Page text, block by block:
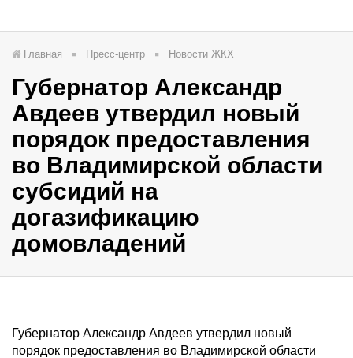
Главная Пресс-центр Новости ЖКХ
Губернатор Александр
Авдеев утвердил новый
порядок предоставления
во Владимирской области
субсидий на
догазификацию
домовладений
Губернатор Александр Авдеев утвердил новый
порядок предоставления во Владимирской области